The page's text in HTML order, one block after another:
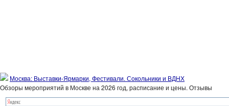
Москва: Выставки-Ярмарки, Фестивали. Сокольники и ВДНХ
Обзоры мероприятий в Москве на 2026 год, расписание и цены. Отзывы